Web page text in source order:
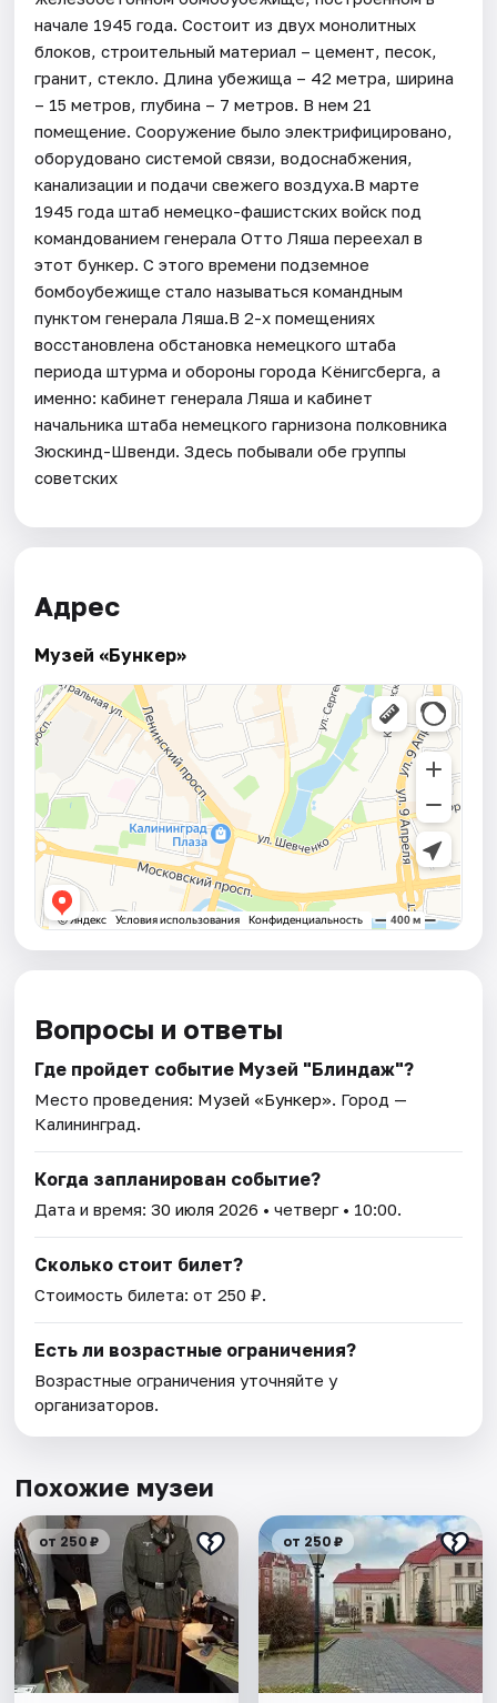
начале 1945 года. Состоит из двух монолитных
блоков, строительный материал – цемент, песок,
гранит, стекло. Длина убежища – 42 метра, ширина
– 15 метров, глубина – 7 метров. В нем 21
помещение. Сооружение было электрифицировано,
оборудовано системой связи, водоснабжения,
канализации и подачи свежего воздуха.В марте
1945 года штаб немецко-фашистских войск под
командованием генерала Отто Ляша переехал в
этот бункер. С этого времени подземное
бомбоубежище стало называться командным
пунктом генерала Ляша.В 2-х помещениях
восстановлена обстановка немецкого штаба
периода штурма и обороны города Кёнигсберга, а
именно: кабинет генерала Ляша и кабинет
начальника штаба немецкого гарнизона полковника
Зюскинд-Швенди. Здесь побывали обе группы
советских
Адрес
Музей «Бункер»
Вопросы и ответы
Где пройдет событие Музей "Блиндаж"?
Место проведения: Музей «Бункер». Город —
Калининград.
Когда запланирован событие?
Дата и время:30 июля 2026 • четверг • 10:00.
Сколько стоит билет?
Стоимость билета: от 250 ₽.
Есть ли возрастные ограничения?
Возрастные ограничения уточняйте у
организаторов.
Похожие музеи
от 250 ₽ от 250 ₽